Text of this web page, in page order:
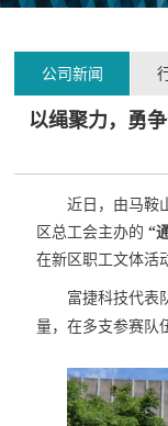
公司新闻
以绳聚力，勇
近日，由马鞍
区总工会主办的 “
在新区职工文体活
富捷科技代表
量，在多支参赛队